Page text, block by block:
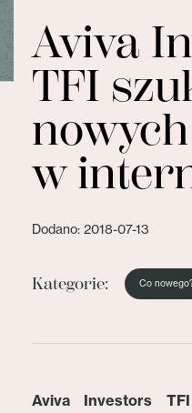
Aviva
TFI
w
Dodano: 2018-07-13
Kategorie: Co
Aviva Investors